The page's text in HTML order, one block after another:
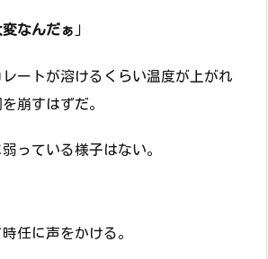
なんだぁ」
ートが溶けるくらい温度が上がれ
崩すはずだ。
っている様子はない。
任に声をかける。